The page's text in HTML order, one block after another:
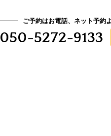
ご予約はお電話、ネット予約
050-5272-9133